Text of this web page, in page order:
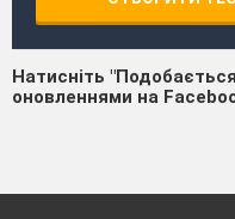
Натисніть
оновленнями на